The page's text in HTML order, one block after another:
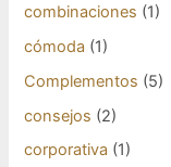
combinaciones (1)
cómoda (1)
Complementos (5)
consejos (2)
corporativa (1)